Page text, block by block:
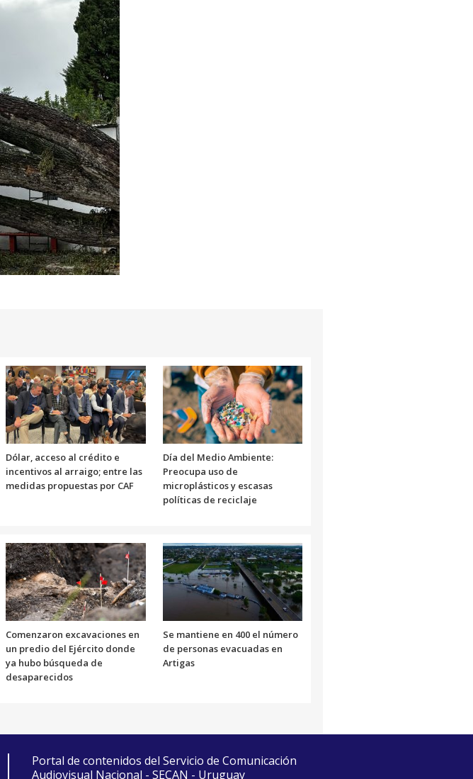
Dólar, acceso al crédito e
incentivos al arraigo; entre las
medidas propuestas por CAF
Día del Medio Ambiente:
Preocupa uso de
microplásticos y escasas
políticas de reciclaje
Comenzaron excavaciones en
un predio del Ejército donde
ya hubo búsqueda de
desaparecidos
Se mantiene en 400 el número
de personas evacuadas en
Artigas
Portal de contenidos del Servicio de Comunicación
Audiovisual Nacional - SECAN - Uruguay